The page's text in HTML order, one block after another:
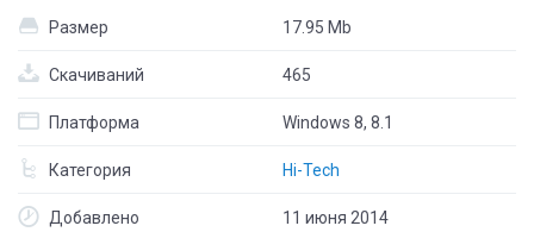
Размер 17.95 Mb
Скачиваний 465
Платформа Windows 8, 8.1
Категория Hi-Tech
Добавлено 11 июня 2014